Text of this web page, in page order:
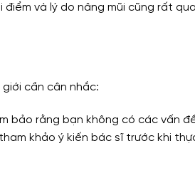
và lý do nâng mũi cũng rất
cần cân nhắc:
bảo rằng bạn không có các vấn
khảo ý kiến bác sĩ trước khi